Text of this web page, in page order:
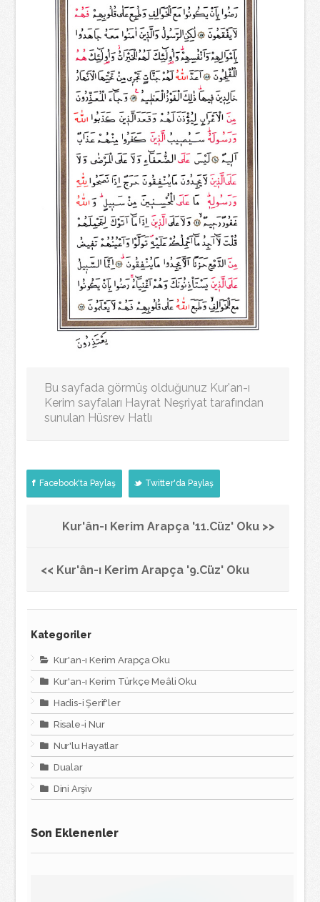
Bu sayfada görmüş olduğunuz Kur'an-ı
Kerim sayfaları Hayrat Neşriyat tarafından
sunulan Hüsrev Hatlı
Facebook'ta Paylaş Twitter'da Paylaş
Kur'ân-ı Kerim Arapça '11.Cüz' Oku >>
<< Kur'ân-ı Kerim Arapça '9.Cüz' Oku
Kategoriler
Kur'an-ı Kerim Arapça Oku
Kur'an-ı Kerim Türkçe Meâli Oku
Hadis-i Şerif'ler
Risale-i Nur
Nur'lu Hayatlar
Dualar
Dini Arşiv
Son Eklenenler